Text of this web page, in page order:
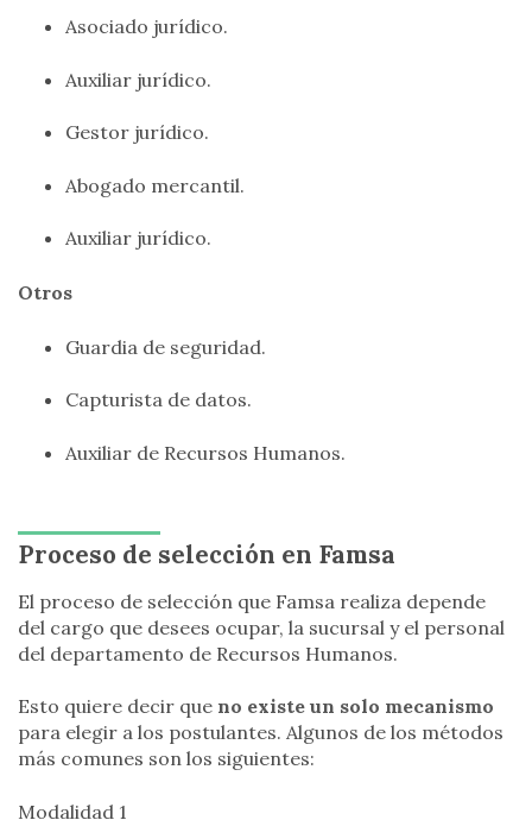
Asociado jurídico.
Auxiliar jurídico.
Gestor jurídico.
Abogado mercantil.
Auxiliar jurídico.
Otros
Guardia de seguridad.
Capturista de datos.
Auxiliar de Recursos Humanos.
Proceso de selección en Famsa
El proceso de selección que Famsa realiza depende
del cargo que desees ocupar, la sucursal y el personal
del departamento de Recursos Humanos.
Esto quiere decir que no existe un solo mecanismo
para elegir a los postulantes. Algunos de los métodos
más comunes son los siguientes:
Modalidad 1